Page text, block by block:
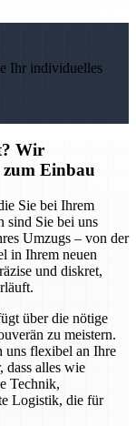
Ihr individuelles
Wir
Einbau
Sie bei Ihrem
sind Sie bei uns
Umzugs – von der
in Ihrem neuen
und diskret,
über die nötige
zu meistern.
uns flexibel an Ihre
dass alles wie
Technik,
Logistik, die für